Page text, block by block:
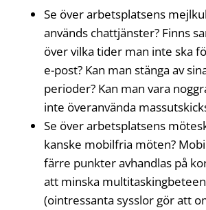
Se över arbetsplatsens
används chattjänster? Finns
över vilka tider man inte ska
e-post? Kan man stänga av
perioder? Kan man vara
inte överanvända
Se över arbetsplatsens
kanske mobilfria möten?
färre punkter avhandlas på
att minska
(ointressanta sysslor gör att